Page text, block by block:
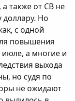
также от СВ не
доллару. Но
с одной
повышения
а многие и
выхода
но судя по
не ожидают